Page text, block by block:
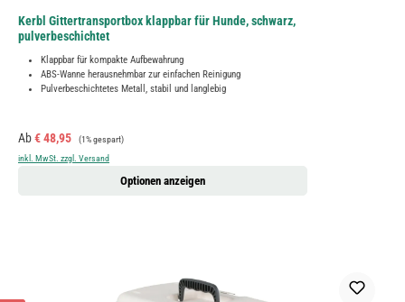
Kerbl Gittertransportbox klappbar für Hunde, schwarz,
pulverbeschichtet
Klappbar für kompakte Aufbewahrung
ABS-Wanne herausnehmbar zur einfachen Reinigung
Pulverbeschichtetes Metall, stabil und langlebig
Verkaufspreis:
Ab€ 48,95 Regulärer Preis:
(1% gespart)
inkl. MwSt. zzgl. Versand
Optionen anzeigen